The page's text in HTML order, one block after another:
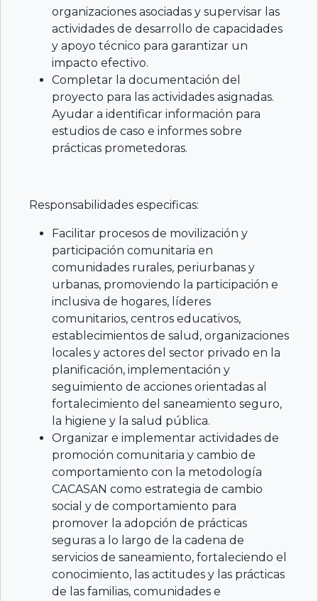
organizaciones asociadas y supervisar las
actividades de desarrollo de capacidades
y apoyo técnico para garantizar un
impacto efectivo.
Completar la documentación del
proyecto para las actividades asignadas.
Ayudar a identificar información para
estudios de caso e informes sobre
prácticas prometedoras.
Responsabilidades especificas:
Facilitar procesos de movilización y
participación comunitaria en
comunidades rurales, periurbanas y
urbanas, promoviendo la participación e
inclusiva de hogares, líderes
comunitarios, centros educativos,
establecimientos de salud, organizaciones
locales y actores del sector privado en la
planificación, implementación y
seguimiento de acciones orientadas al
fortalecimiento del saneamiento seguro,
la higiene y la salud pública.
Organizar e implementar actividades de
promoción comunitaria y cambio de
comportamiento con la metodología
CACASAN como estrategia de cambio
social y de comportamiento para
promover la adopción de prácticas
seguras a lo largo de la cadena de
servicios de saneamiento, fortaleciendo el
conocimiento, las actitudes y las prácticas
de las familias, comunidades e